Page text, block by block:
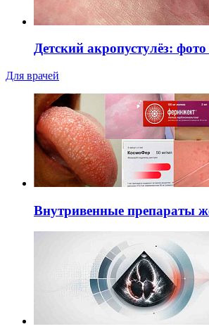
Детский акропустулёз:
Для врачей
Внутривенные препараты